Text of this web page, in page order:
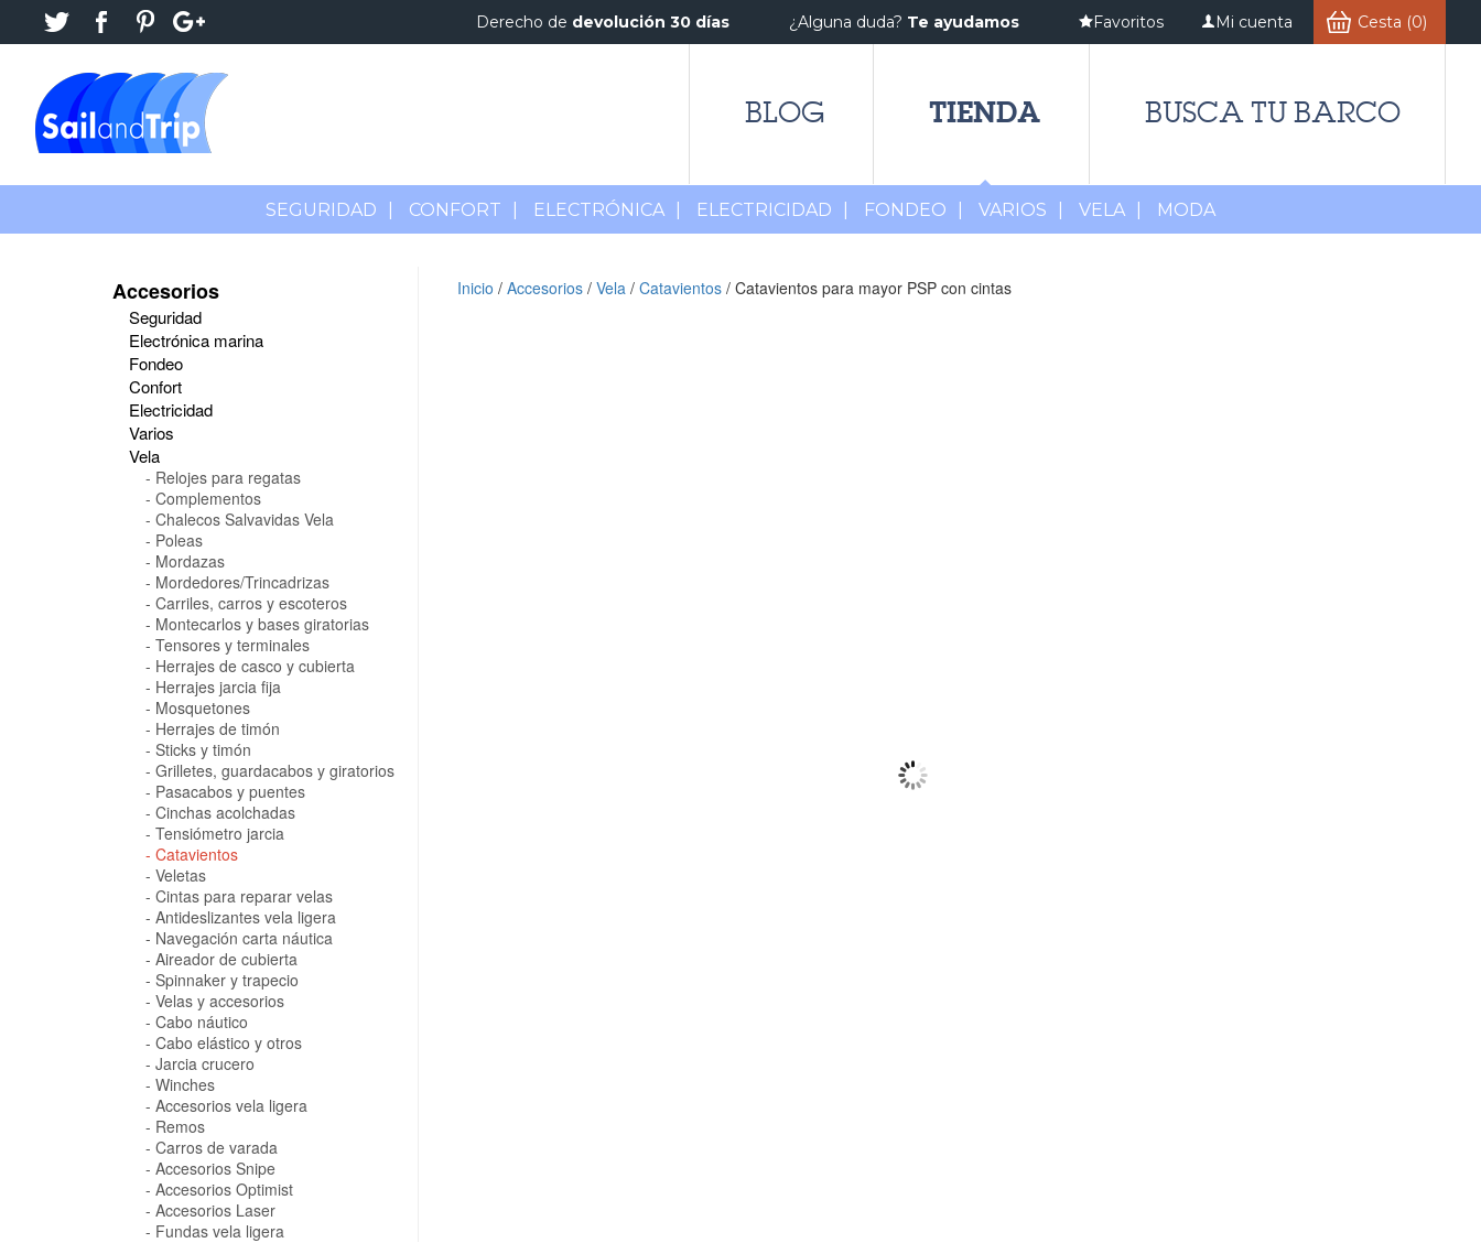
Derecho de devolución 30 días ¿Alguna duda? Te ayudamos Favoritos Mi cuenta Cesta (0)
BLOG TIENDA BUSCA TU BARCO
SEGURIDAD CONFORT ELECTRÓNICA ELECTRICIDAD FONDEO VARIOS VELA MODA
Inicio / Accesorios/ Vela/ Catavientos/ Catavientos para mayor PSP con cintas
Accesorios
Seguridad
Electrónica marina
Fondeo
Confort
Electricidad
Varios
Vela
Relojes para regatas
Complementos
Chalecos Salvavidas Vela
Poleas
Mordazas
Mordedores/Trincadrizas
Carriles, carros y escoteros
Montecarlos y bases giratorias
Tensores y terminales
Herrajes de casco y cubierta
Herrajes jarcia fija
Mosquetones
Herrajes de timón
Sticks y timón
Grilletes, guardacabos y giratorios
Pasacabos y puentes
Cinchas acolchadas
Tensiómetro jarcia
Catavientos
Veletas
Cintas para reparar velas
Antideslizantes vela ligera
Navegación carta náutica
Aireador de cubierta
Spinnaker y trapecio
Velas y accesorios
Cabo náutico
Cabo elástico y otros
Jarcia crucero
Winches
Accesorios vela ligera
Remos
Carros de varada
Accesorios Snipe
Accesorios Optimist
Accesorios Laser
Fundas vela ligera